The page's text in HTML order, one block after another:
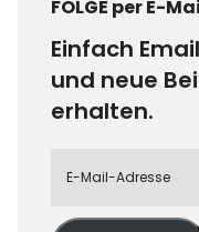
FOLGE per E-
Einfach
und neue
erhalten.